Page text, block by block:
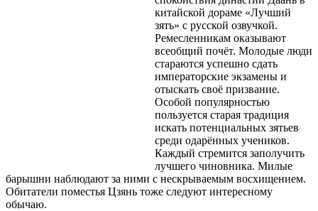
китайской дораме «Лучший
зять» с русской озвучкой.
Ремесленникам оказывают
всеобщий почёт. Молодые люди
стараются успешно сдать
императорские экзамены и
отыскать своё призвание.
Особой популярностью
пользуется старая традиция
искать потенциальных зятьев
среди одарённых учеников.
Каждый стремится заполучить
лучшего чиновника. Милые
барышни наблюдают за ними с нескрываемым восхищением.
Обитатели поместья Цзянь тоже следуют интересному
обычаю.